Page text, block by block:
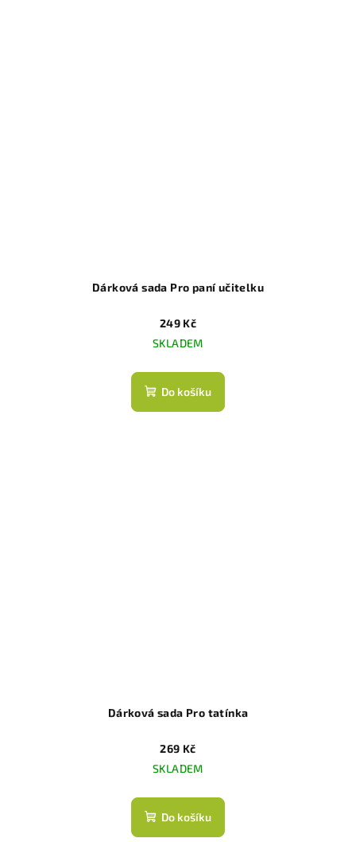
Dárková sada Pro paní učitelku
249 Kč
SKLADEM
Do košíku
Dárková sada Pro tatínka
269 Kč
SKLADEM
Do košíku